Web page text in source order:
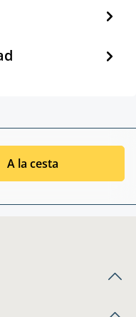
A la cesta